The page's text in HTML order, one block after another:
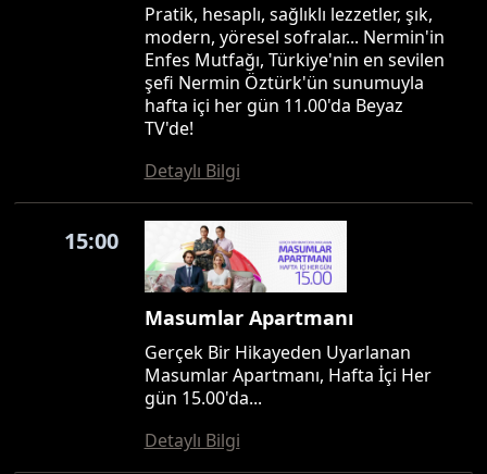
Pratik, hesaplı, sağlıklı lezzetler, şık,
modern, yöresel sofralar... Nermin'in
Enfes Mutfağı, Türkiye'nin en sevilen
şefi Nermin Öztürk'ün sunumuyla
hafta içi her gün 11.00'da Beyaz
TV'de!
Detaylı Bilgi
15:00
Masumlar Apartmanı
Gerçek Bir Hikayeden Uyarlanan
Masumlar Apartmanı, Hafta İçi Her
gün 15.00'da...
Detaylı Bilgi